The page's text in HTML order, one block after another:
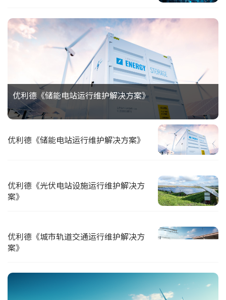
优利德《储能电站运行维护解决方案》
优利德《储能电站运行维护解决方案》
优利德《光伏电站设施运行维护解决方
案》
优利德《城市轨道交通运行维护解决方
案》